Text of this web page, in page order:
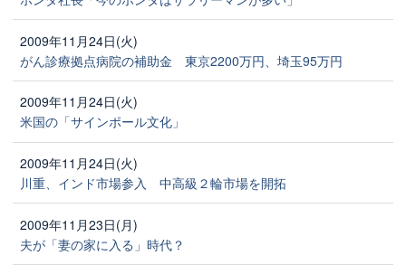
2009年11月24日(火)
がん診療拠点病院の補助金 東京2200万円、埼玉95万円
2009年11月24日(火)
米国の「サインポール文化」
2009年11月24日(火)
川重、インド市場参入 中高級２輪市場を開拓
2009年11月23日(月)
夫が「妻の家に入る」時代？